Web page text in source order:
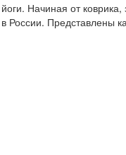
Начиная от
России.